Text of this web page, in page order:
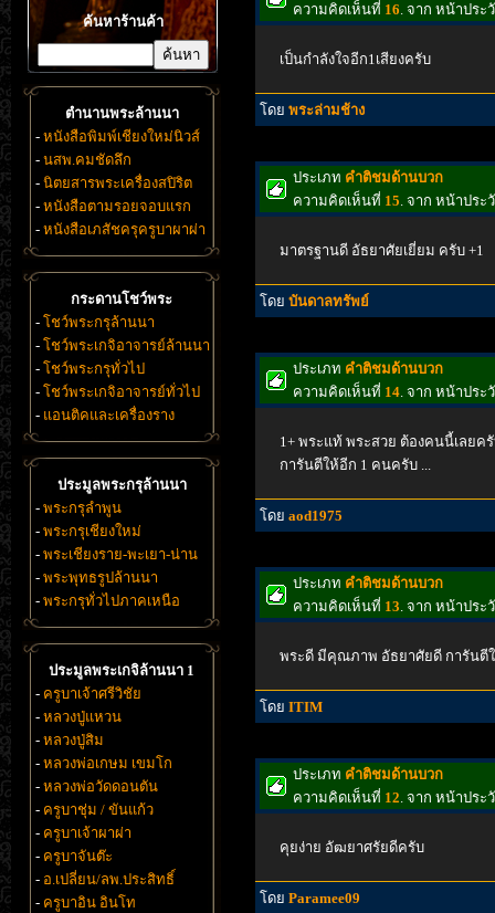
ค้นหาร้านค้า
ตำนานพระล้านนา
- หนังสือพิมพ์เชียงใหม่นิวส์
- นสพ.คมชัดลึก
- นิตยสารพระเครื่องสปิริต
- หนังสือตามรอยจอบแรก
- หนังสือเภสัชครุครูบาผาผ่า
กระดานโชว์พระ
- โชว์พระกรุล้านนา
- โชว์พระเกจิอาจารย์ล้านนา
- โชว์พระกรุทั่วไป
- โชว์พระเกจิอาจารย์ทั่วไป
- แอนติคและเครื่องราง
ประมูลพระกรุล้านนา
- พระกรุลำพูน
- พระกรุเชียงใหม่
- พระเชียงราย-พะเยา-น่าน
- พระพุทธรูปล้านนา
- พระกรุทั่วไปภาคเหนือ
ประมูลพระเกจิล้านนา 1
- ครูบาเจ้าศรีวิชัย
- หลวงปู่แหวน
- หลวงปู่สิม
- หลวงพ่อเกษม เขมโก
- หลวงพ่อวัดดอนตัน
- ครูบาชุ่ม / ขันแก้ว
- ครูบาเจ้าผาผ่า
- ครูบาจันต๊ะ
- อ.เปลี่ยน/ลพ.ประสิทธิ์
- ครูบาอิน อินโท
ความคิดเห็นที่ 16. จาก หน้าประ
เป็นกําลังใจอีก1เสียงครับ
โดย พระล่ามช้าง
ประเภท คำติชมด้านบวก
ความคิดเห็นที่ 15. จาก หน้าประ
มาตรฐานดี อัธยาศัยเยี่ยม ครับ +1
โดย บันดาลทรัพย์
ประเภท คำติชมด้านบวก
ความคิดเห็นที่ 14. จาก หน้าประ
1+ พระแท้ พระสวย ต้องคนนี้เลยค
การันตีให้อีก 1 คนครับ ...
โดย aod1975
ประเภท คำติชมด้านบวก
ความคิดเห็นที่ 13. จาก หน้าประ
พระดี มีคุณภาพ อัธยาศัยดี การันตี
โดย ITIM
ประเภท คำติชมด้านบวก
ความคิดเห็นที่ 12. จาก หน้าประ
คุยง่าย อัฒยาศรัยดีครับ
โดย Paramee09